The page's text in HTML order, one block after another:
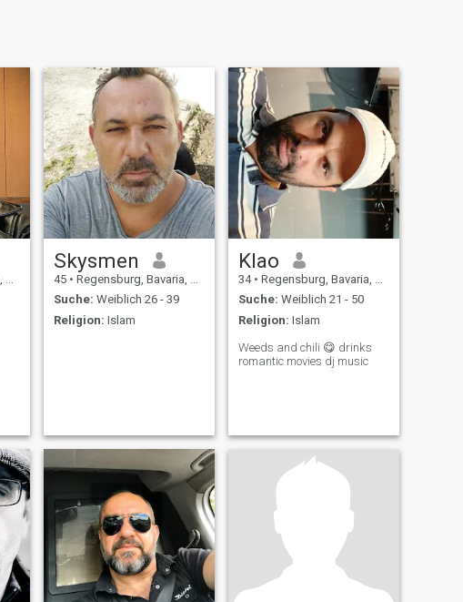
Skysmen
45 • Regensburg, Bavaria, Deutschland
Suche: Weiblich 26 - 39
Religion: Islam
Klao
34 • Regensburg, Bavaria, Deutschland
Suche: Weiblich 21 - 50
Religion: Islam
Weeds and chili 😋 drinks
romantic movies dj music